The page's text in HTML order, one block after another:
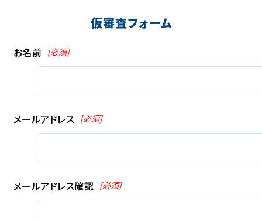
仮審査フォーム
お名前 [必須]
メールアドレス [必須]
メールアドレス確認 [必須]